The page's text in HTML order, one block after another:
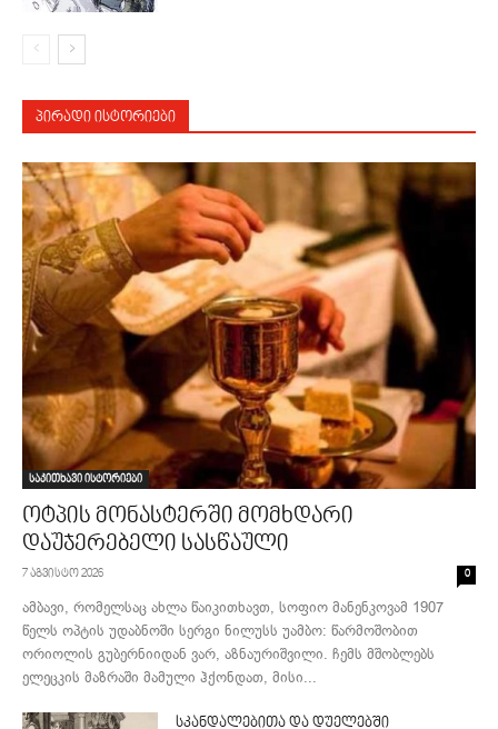
ᲞᲘᲠᲐᲓᲘ ᲘᲡᲢᲝᲠᲘᲔᲑᲘ
საკითხავი ისტორიები
ოტპის მონასტერში მომხდარი
დაუჯერებელი სასწაული
7 აგვისტო 2026 0
ამბავი, რომელსაც ახლა წაიკითხავთ, სოფიო მანენკოვამ 1907
წელს ოპტის უდაბნოში სერგი ნილუსს უამბო: წარმოშობით
ორიოლის გუბერნიიდან ვარ, აზნაურიშვილი. ჩემს მშობლებს
ელეცკის მაზრაში მამული ჰქონდათ, მისი...
სკანდალებითა და დუელებში